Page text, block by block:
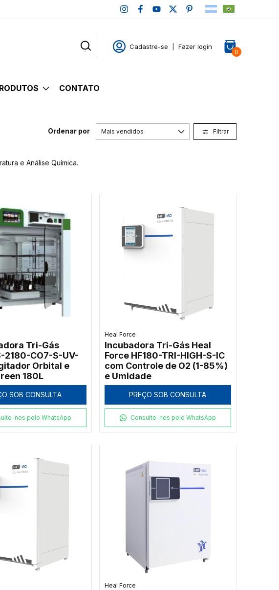
Cadastre-se Fazer login
0
CONTATO
Ordenar por Filtrar
e Análise Química.
Tri-Gás
2180-CO7-S-UV-
Orbital e
180L
SOB CONSULTA
nos pelo WhatsApp
Heal Force
Incubadora Tri-Gás Heal
Force HF180-TRI-HIGH-S-IC
com Controle de O2 (1-85%)
e Umidade
PREÇO SOB CONSULTA
Consulte-nos pelo WhatsApp
Heal Force